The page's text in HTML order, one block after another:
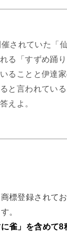
されていた「
る「すずめ踊
ることと伊達
と言われてい
えよ。
商標登録されて
。
雀」を含めて8